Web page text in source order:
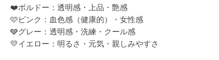
❤️ボルドー：透明感・上品・艶感
🩷ピンク：血色感（健康的）・女性感
🩶グレー：透明感・洗練・クール感
💛イエロー：明るさ・元気・親しみやすさ